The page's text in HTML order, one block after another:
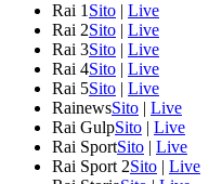
Rai 1 Sito | Live
Rai 2Sito | Live
Rai 3Sito | Live
Rai 4Sito | Live
Rai 5Sito | Live
RainewsSito | Live
Rai GulpSito | Live
Rai SportSito | Live
Rai Sport 2Sito | Live